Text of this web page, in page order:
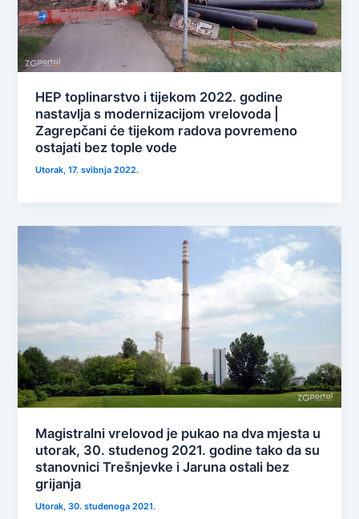
HEP toplinarstvo i tijekom 2022. godine
nastavlja s modernizacijom vrelovoda |
Zagrepčani će tijekom radova povremeno
ostajati bez tople vode
Utorak, 17. svibnja 2022.
Magistralni vrelovod je pukao na dva mjesta u
utorak, 30. studenog 2021. godine tako da su
stanovnici Trešnjevke i Jaruna ostali bez
grijanja
Utorak, 30. studenoga 2021.